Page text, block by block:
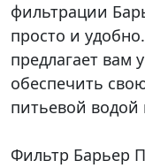
фильтрации
просто и
предлагает вам
обеспечить
питьевой водой
Фильтр Барьер